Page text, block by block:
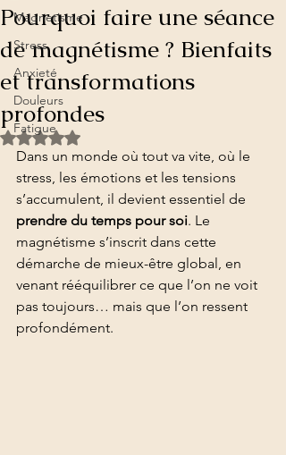
Magnetisme
Stress
Anxieté
Douleurs
Fatigue
Pourquoi faire une séance
de magnétisme ? Bienfaits
et transformations
profondes
Noté NaN étoiles sur 5.
Dans un monde où tout va vite, où le
stress, les émotions et les tensions
s’accumulent, il devient essentiel de
prendre du temps pour soi. Le
magnétisme s’inscrit dans cette
démarche de mieux-être global, en
venant rééquilibrer ce que l’on ne voit
pas toujours… mais que l’on ressent
profondément.